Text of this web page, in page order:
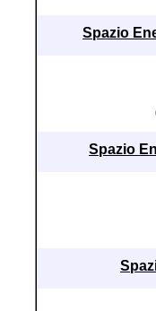
Spazio
Spazio